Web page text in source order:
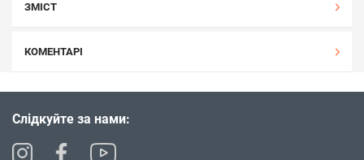
ЗМІСТ
КОМЕНТАРІ
Слідкуйте за нами: